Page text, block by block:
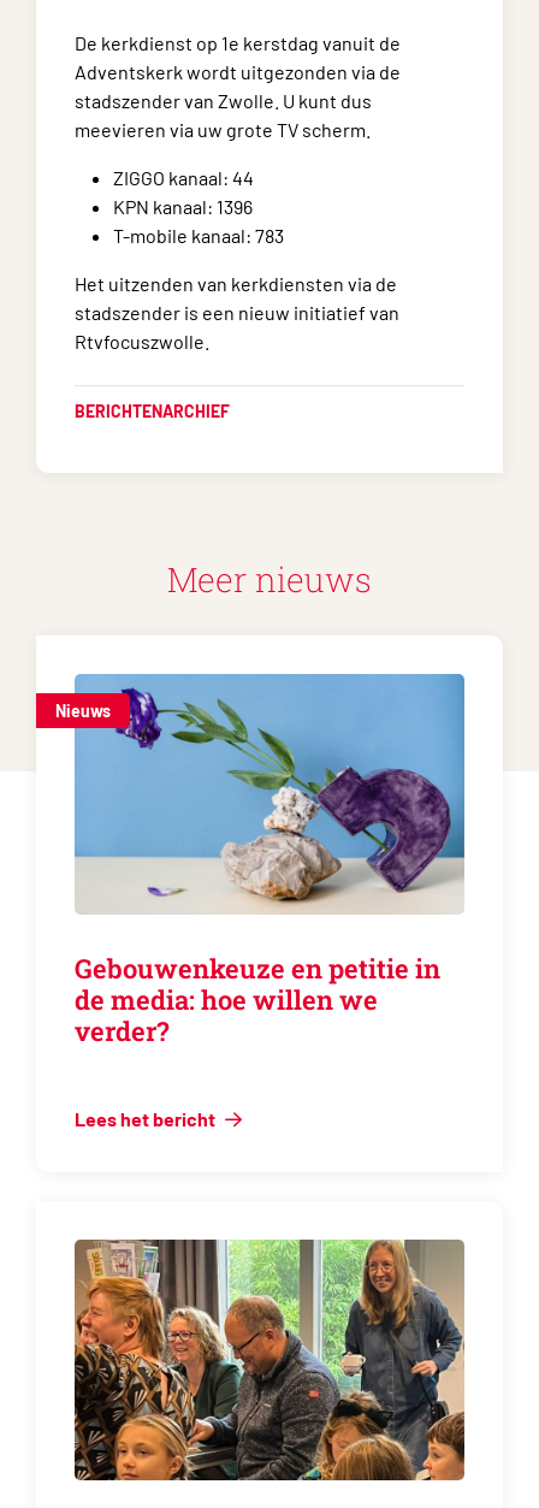
De kerkdienst op 1e kerstdag vanuit de
Adventskerk wordt uitgezonden via de
stadszender van Zwolle. U kunt dus
meevieren via uw grote TV scherm.
ZIGGO kanaal: 44
KPN kanaal: 1396
T-mobile kanaal: 783
Het uitzenden van kerkdiensten via de
stadszender is een nieuw initiatief van
Rtvfocuszwolle.
BERICHTENARCHIEF
Meer nieuws
Nieuws
Gebouwenkeuze en petitie in
de media: hoe willen we
verder?
Lees het bericht